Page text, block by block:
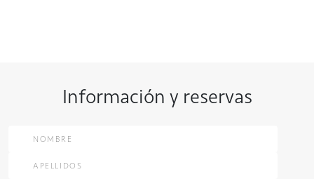
Información y reservas